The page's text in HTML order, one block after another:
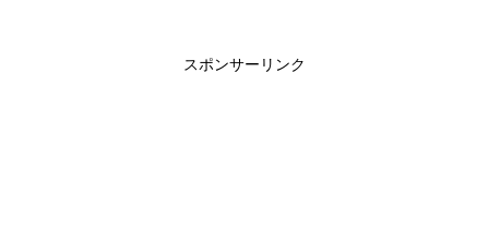
スポンサーリンク